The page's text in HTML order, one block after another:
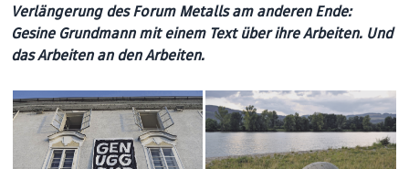
Verlängerung des Forum Metalls am anderen Ende:
Gesine Grundmann mit einem Text über ihre Arbeiten. Und
das Arbeiten an den Arbeiten.